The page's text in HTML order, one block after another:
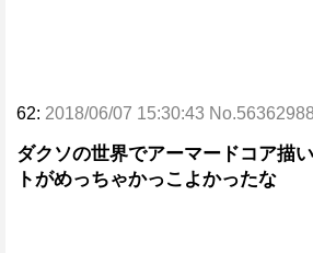
62: 2018/06/07 15:30:43
ダクソの世界でアーマードコア描
トがめっちゃかっこよかったな